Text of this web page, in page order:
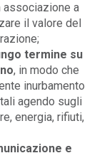
associazione a
il valore del
termine su
, in modo che
inurbamento
agendo sugli
energia, rifiuti,
e